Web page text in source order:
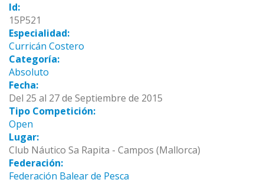
Id:
15P521
Especialidad:
Curricán Costero
Categoría:
Absoluto
Fecha:
Del 25 al 27 de Septiembre de 2015
Tipo Competición:
Open
Lugar:
Club Náutico Sa Rapita - Campos (Mallorca)
Federación:
Federación Balear de Pesca